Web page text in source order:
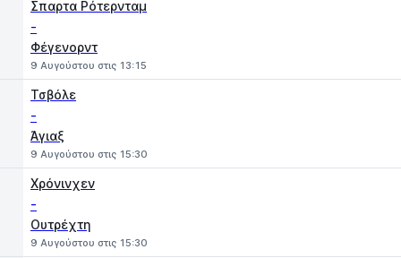
Σπαρτα Ρότερνταμ
-
Φέγενορντ
9 Αυγούστου στις 13:15
Τσβόλε
-
Άγιαξ
9 Αυγούστου στις 15:30
Χρόνινχεν
-
Ουτρέχτη
9 Αυγούστου στις 15:30